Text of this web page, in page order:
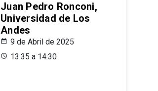
Juan Pedro Ronconi,
Universidad de Los
Andes
9 de Abril de 2025
13:35 a 14:30